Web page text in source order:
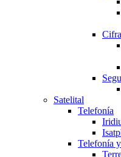
Satelital
Telefonía
Telefonía